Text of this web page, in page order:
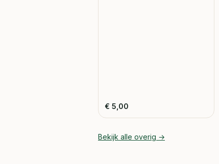
€ 5,00
Bekijk alle overig →